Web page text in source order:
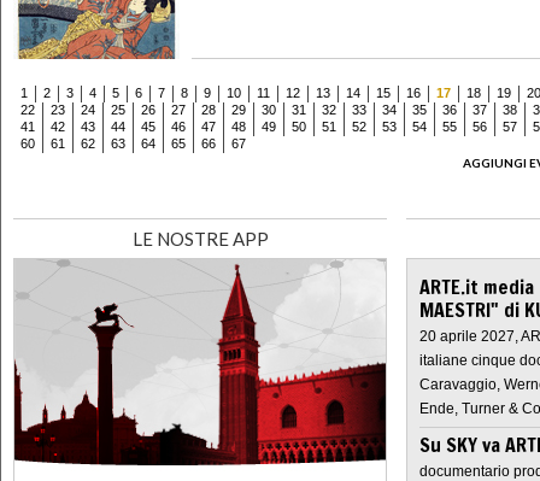
1 2 3 4 5 6 7 8 9 10 11 12 13 14 15 16 17 18 19
20
22
23 24 25 26 27 28 29 30 31 32 33 34 35 36 37 38
41
42 43 44 45 46 47 48 49 50 51 52 53 54 55 56 57
60
61 62 63 64 65 66
67
AGGIUNGI
LE NOSTRE APP
ARTE.it
MAESTRI" di
20 aprile 2027,
italiane cinque
Caravaggio,
Ende, Turner &
Su SKY va
documentario